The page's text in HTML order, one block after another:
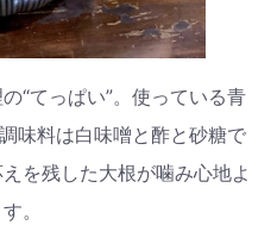
“てっぱい”。使っている青
味料は白味噌と酢と砂糖で
を残した大根が噛み心地よ
。